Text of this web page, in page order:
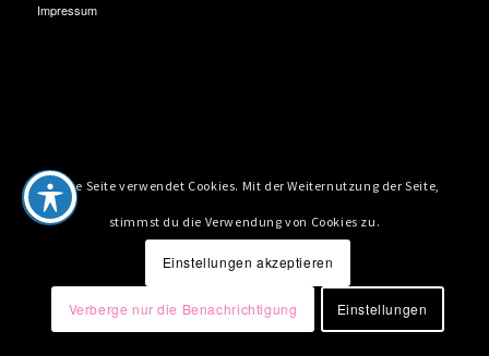
Impressum
Diese Seite verwendet Cookies. Mit der Weiternutzung der Seite,
stimmst du die Verwendung von Cookies zu.
Einstellungen akzeptieren
Verberge nur die Benachrichtigung Einstellungen